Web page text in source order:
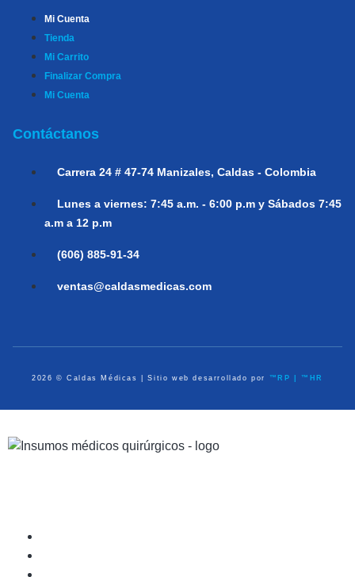
Mi Cuenta
Tienda
Mi Carrito
Finalizar Compra
Mi Cuenta
Contáctanos
Carrera 24 # 47-74 Manizales, Caldas - Colombia
Lunes a viernes: 7:45 a.m. - 6:00 p.m y Sábados 7:45
a.m a 12 p.m
(606) 885-91-34
ventas@caldasmedicas.com
2026 © Caldas Médicas | Sitio web desarrollado por ™RP | ™HR